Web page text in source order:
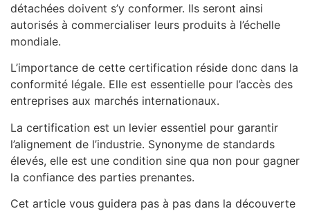
détachées doivent s’y conformer. Ils seront ainsi
autorisés à commercialiser leurs produits à l’échelle
mondiale.
L’importance de cette certification réside donc dans la
conformité légale. Elle est essentielle pour l’accès des
entreprises aux marchés internationaux.
La certification est un levier essentiel pour garantir
l’alignement de l’industrie. Synonyme de standards
élevés, elle est une condition sine qua non pour gagner
la confiance des parties prenantes.
Cet article vous guidera pas à pas dans la découverte